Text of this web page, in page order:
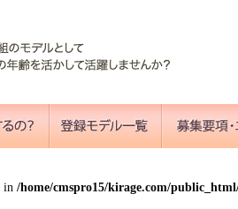
in /home/cmspro15/kirage.com/